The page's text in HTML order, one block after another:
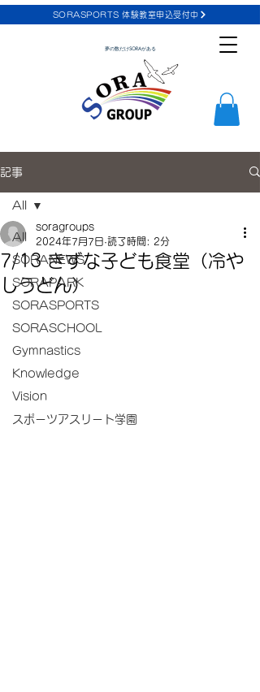
SORASPORTS 体験教室申込受付中
夢の数だけSORAがある
記事
All
SORANEWS
SORAPARK
SORASPORTS
SORASCHOOL
Gymnastics
Knowledge
Vision
スポーツアスリート学園
All
7/13 きずな子ども食堂（冷や
しうどん）
soragroups
2024年7月7日 読了時間: 2分